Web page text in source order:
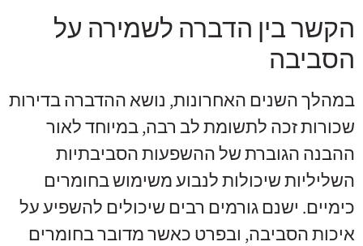
הקשר בין הדברה לשמירה על
הסביבה
במהלך השנים האחרונות, נושא ההדברה בדירות
שכורות זכה לתשומת לב רבה, במיוחד לאור
ההבנה הגוברת של ההשפעות הסביבתיות
השליליות שיכולות לנבוע משימוש בחומרים
כימיים. ישנם גורמים רבים שיכולים להשפיע על
איכות הסביבה, ובפרט כאשר מדובר בחומרים